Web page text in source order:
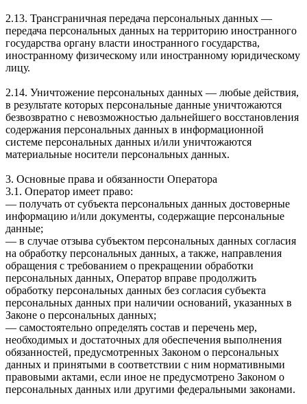
2.13. Трансграничная передача персональных данных —
передача персональных данных на территорию иностранного
государства органу власти иностранного государства,
иностранному физическому или иностранному юридическому
лицу.
2.14. Уничтожение персональных данных — любые действия,
в результате которых персональные данные уничтожаются
безвозвратно с невозможностью дальнейшего восстановления
содержания персональных данных в информационной
системе персональных данных и/или уничтожаются
материальные носители персональных данных.
3. Основные права и обязанности Оператора
3.1. Оператор имеет право:
— получать от субъекта персональных данных достоверные
информацию и/или документы, содержащие персональные
данные;
— в случае отзыва субъектом персональных данных согласия
на обработку персональных данных, а также, направления
обращения с требованием о прекращении обработки
персональных данных, Оператор вправе продолжить
обработку персональных данных без согласия субъекта
персональных данных при наличии оснований, указанных в
Законе о персональных данных;
— самостоятельно определять состав и перечень мер,
необходимых и достаточных для обеспечения выполнения
обязанностей, предусмотренных Законом о персональных
данных и принятыми в соответствии с ним нормативными
правовыми актами, если иное не предусмотрено Законом о
персональных данных или другими федеральными законами.